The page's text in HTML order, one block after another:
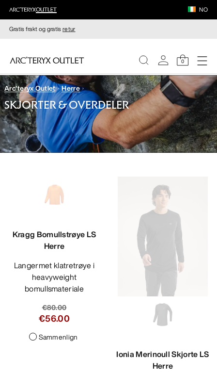
NO
Gratis frakt og gratisretur
0
DAMER
HERRER
Arc'teryx Outlet Herre
SKJORTER & OVERDELER
Kragg Bomullstrøye LS
Herre
Langermet klatretrøye i
heavyweight
bomullsmateriale
€80.00
€56.00
Sammenlign
Ionia Merinoull Skjorte LS
Herre